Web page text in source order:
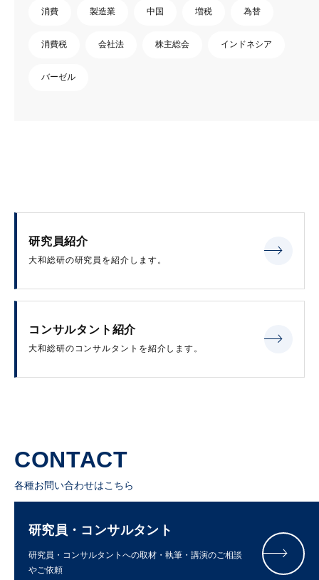
消費 製造業 中国 増税 為替
消費税 会社法 株主総会 インドネシア
バーゼル
研究員紹介
大和総研の研究員を紹介します。
コンサルタント紹介
大和総研のコンサルタントを紹介します。
CONTACT
各種お問い合わせはこちら
研究員・コンサルタント
研究員・コンサルタントへの取材・執筆・講演のご相談
やご依頼